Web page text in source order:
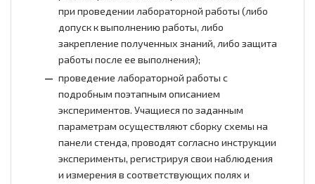
при проведении лабораторной работы (либо
допуск к выполнению работы, либо
закрепление полученных знаний, либо защита
работы после ее выполнения);
проведение лабораторной работы с
подробным поэтапным описанием
экспериментов. Учащиеся по заданным
параметрам осуществляют сборку схемы на
панели стенда, проводят согласно инструкции
эксперименты, регистрируя свои наблюдения
и измерения в соответствующих полях и